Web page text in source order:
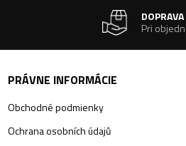
Pri
PRÁVNE INFORMÁCIE
Obchodné podmienky
Ochrana osobních údajů